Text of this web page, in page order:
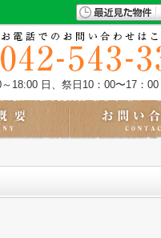
18:00 日、祭日10：00〜17：00